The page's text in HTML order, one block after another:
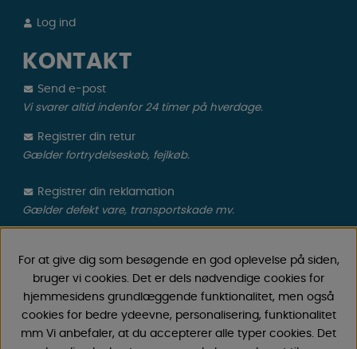
Log ind
KONTAKT
Send e-post
Vi svarer altid indenfor 24 timer på hverdage.
Registrer din retur
Gælder fortrydelseskøb, fejlkøb.
Registrer din reklamation
Gælder defekt vare, transportskade mv.
CAMPMARKET
Vi har oparbejdet stor erfaring med campingvogne &
autocamper tilbehør gennem årene, fordi vi har
forhandlet campingvogne & autocampere samt
reservedele og tilbehør til disse siden 1968. Vi tilbyder et
For at give dig som besøgende en god oplevelse på siden,
bruger vi cookies. Det er dels nødvendige cookies for
hjemmesidens grundlæggende funktionalitet, men også
cookies for bedre ydeevne, personalisering, funktionalitet
mm Vi anbefaler, at du accepterer alle typer cookies. Det